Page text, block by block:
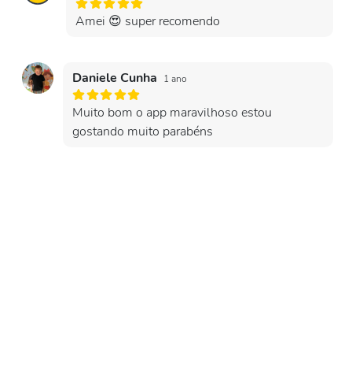
Amei 😍 super recomendo
Daniele Cunha 1 ano
Muito bom o app maravilhoso estou
gostando muito parabéns